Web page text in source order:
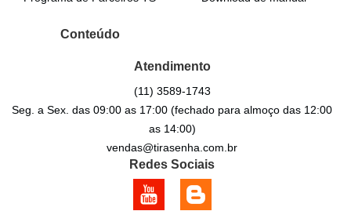
Conteúdo
Atendimento
(11) 3589-1743
Seg. a Sex. das 09:00 as 17:00 (fechado para almoço das 12:00
as 14:00)
vendas@tirasenha.com.br
Redes Sociais